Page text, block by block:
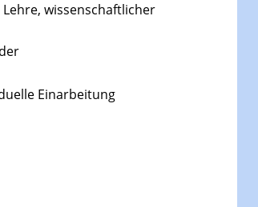
wissenschaftlicher
Einarbeitung